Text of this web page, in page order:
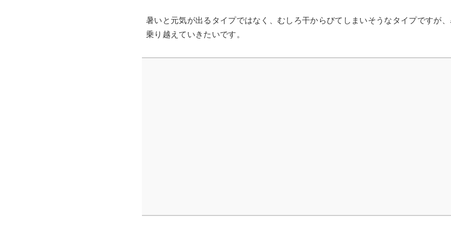
暑いと元気が出るタイプではなく、むしろ干からびてしまいそうなタイプですが
乗り越えていきたいです。